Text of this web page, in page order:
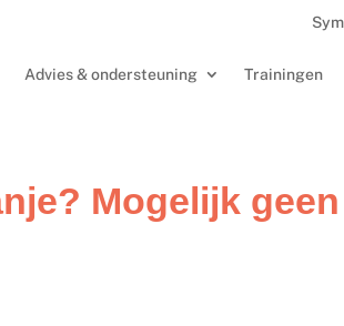
Advies & ondersteuning Trainingen
Mogelijk